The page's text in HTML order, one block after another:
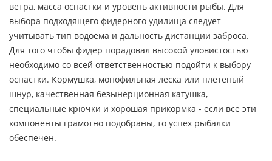
ветра, масса оснастки и уровень активности рыбы. Для
выбора подходящего фидерного удилища следует
учитывать тип водоема и дальность дистанции заброса.
Для того чтобы фидер порадовал высокой уловистостью
необходимо со всей ответственностью подойти к выбору
оснастки. Кормушка, монофильная леска или плетеный
шнур, качественная безынерционная катушка,
специальные крючки и хорошая прикормка - если все эти
компоненты грамотно подобраны, то успех рыбалки
обеспечен.